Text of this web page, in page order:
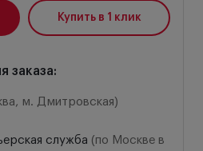
Купить в 1 клик
заказа:
м. Дмитровская)
служба (по Москве в